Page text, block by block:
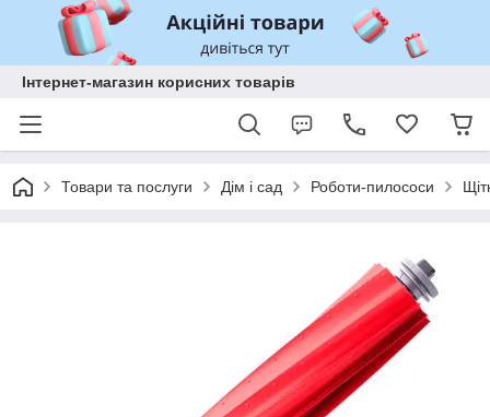
Інтернет-магазин корисних товарів
Товари та послуги Дім і сад Роботи-пилососи